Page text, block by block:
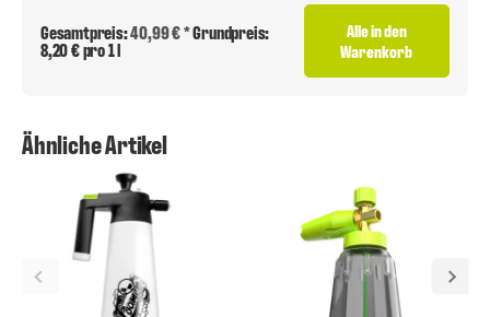
Gesamtpreis:40,99 € *Grundpreis:
8,20 € pro 1 l
Alle in den
Warenkorb
Ähnliche Artikel